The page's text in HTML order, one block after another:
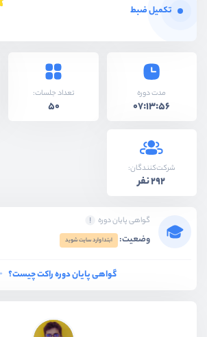
تکمیل ضبط
مدت دوره
07:13:56
تعداد جلسات:
50
شرکت‌کنندگان:
292 نفر
گواهی پایان دوره
وضعیت: ابتدا وارد سایت شوید
گواهی پایان دوره راکت چیست؟